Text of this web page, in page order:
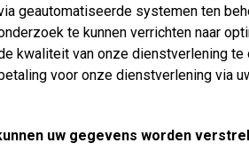
geautomatiseerde systemen ten
te kunnen verrichten naar
kwaliteit van onze dienstverlening
voor onze dienstverlening via
uw gegevens worden